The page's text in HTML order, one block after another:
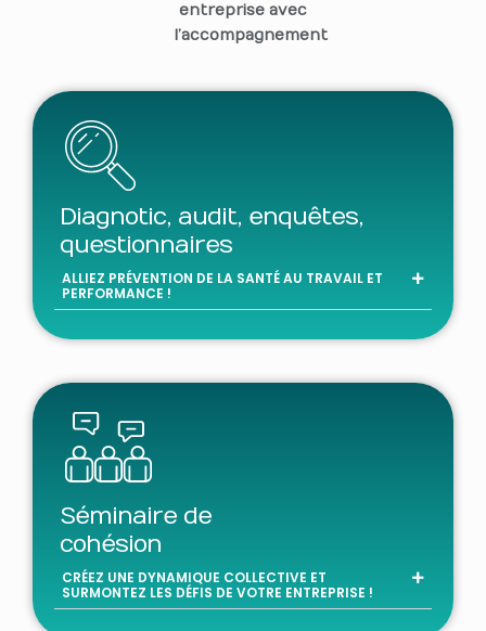
entreprise avec
l’accompagnement
Diagnotic, audit, enquêtes,
questionnaires
ALLIEZ PRÉVENTION DE LA SANTÉ AU TRAVAIL ET
PERFORMANCE !
Séminaire de
cohésion
CRÉEZ UNE DYNAMIQUE COLLECTIVE ET
SURMONTEZ LES DÉFIS DE VOTRE ENTREPRISE !